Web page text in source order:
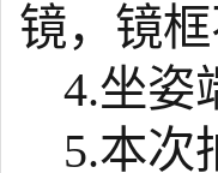
镜，镜
4.坐姿
5.本次